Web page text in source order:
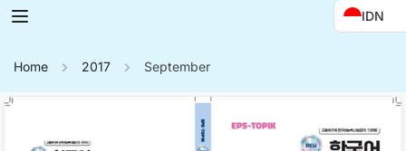
IDN
Home 2017 September